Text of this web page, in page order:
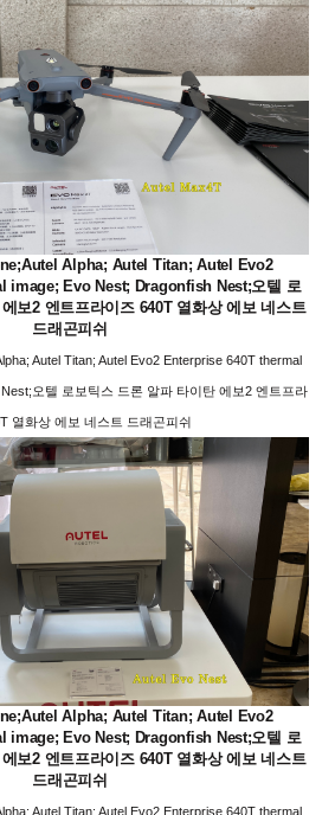
Alpha; Autel Titan; Autel Evo2
image; Evo Nest; Dragonfish Nest;오텔 로
보2 엔트프라이즈 640T 열화상 에보 네스트
드래곤피쉬
Autel Titan; Autel Evo2 Enterprise 640T thermal
오텔 로보틱스 드론 알파 타이탄 에보2 엔트프라
열화상 에보 네스트 드래곤피쉬
Alpha; Autel Titan; Autel Evo2
image; Evo Nest; Dragonfish Nest;오텔 로
보2 엔트프라이즈 640T 열화상 에보 네스트
드래곤피쉬
Autel Titan; Autel Evo2 Enterprise 640T thermal